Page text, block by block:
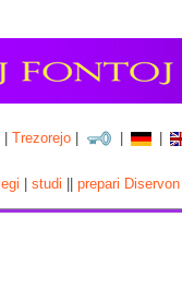
|Trezorejo
legi |studi ||prepari Diservon